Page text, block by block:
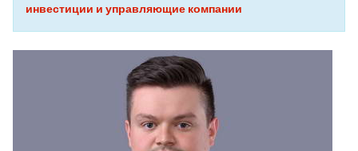
инвестиции и управляющие компании